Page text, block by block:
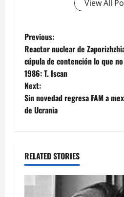
View All
Post
navigation
Previous:
Reactor nuclear de
cúpula de contención lo que
1986: T. Iscan
Next:
Sin novedad regresa FAM a
de Ucrania
RELATED STORIES